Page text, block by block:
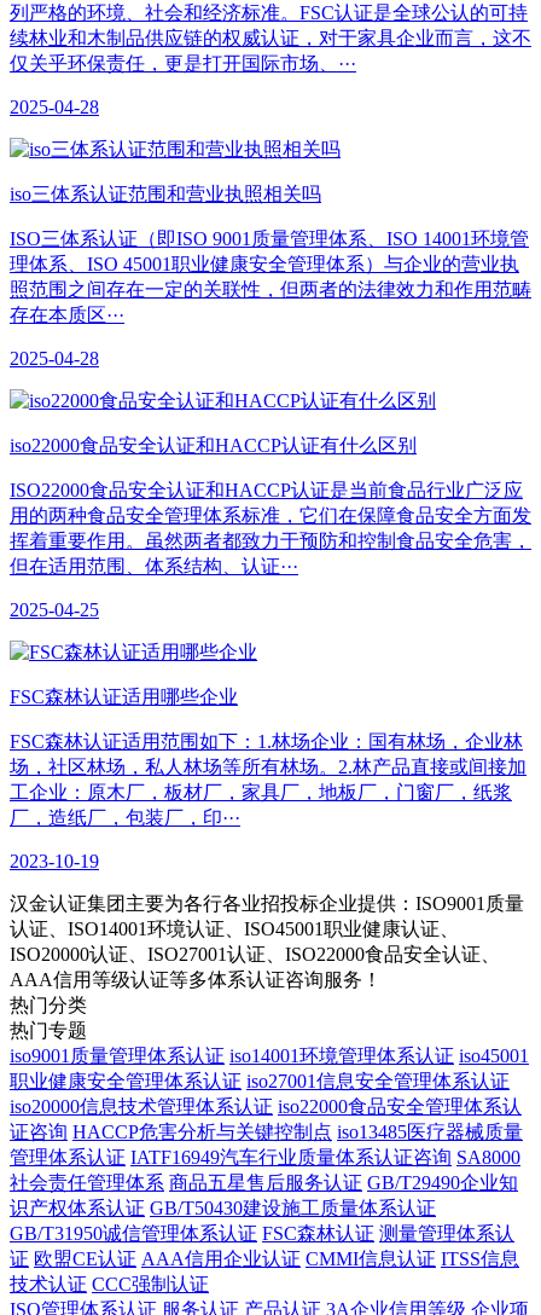
列严格的环境、社会和经济标准。FSC认证是全球公认的可持
续林业和木制品供应链的权威认证，对于家具企业而言，这不
仅关乎环保责任，更是打开国际市场、···
2025-04-28
iso三体系认证范围和营业执照相关吗
ISO三体系认证（即ISO 9001质量管理体系、ISO 14001环境管
理体系、ISO 45001职业健康安全管理体系）与企业的营业执
照范围之间存在一定的关联性，但两者的法律效力和作用范畴
存在本质区···
2025-04-28
iso22000食品安全认证和HACCP认证有什么区别
ISO22000食品安全认证和HACCP认证是当前食品行业广泛应
用的两种食品安全管理体系标准，它们在保障食品安全方面发
挥着重要作用。虽然两者都致力于预防和控制食品安全危害，
但在适用范围、体系结构、认证···
2025-04-25
​FSC森林认证适用哪些企业
FSC森林认证适用范围如下：1.林场企业：国有林场，企业林
场，社区林场，私人林场等所有林场。2.林产品直接或间接加
工企业：原木厂，板材厂，家具厂，地板厂，门窗厂，纸浆
厂，造纸厂，包装厂，印···
2023-10-19
汉金认证集团主要为各行各业招投标企业提供：ISO9001质量
认证、ISO14001环境认证、ISO45001职业健康认证、
ISO20000认证、ISO27001认证、ISO22000食品安全认证、
AAA信用等级认证等多体系认证咨询服务！
热门分类
热门专题
iso9001质量管理体系认证 iso14001环境管理体系认证 iso45001
职业健康安全管理体系认证 iso27001信息安全管理体系认证
iso20000信息技术管理体系认证 iso22000食品安全管理体系认
证咨询 HACCP危害分析与关键控制点 iso13485医疗器械质量
管理体系认证 IATF16949汽车行业质量体系认证咨询 SA8000
社会责任管理体系 商品五星售后服务认证 GB/T29490企业知
识产权体系认证 GB/T50430建设施工质量体系认证
GB/T31950诚信管理体系认证 FSC森林认证 测量管理体系认
证 欧盟CE认证 AAA信用企业认证 CMMI信息认证 ITSS信息
技术认证 CCC强制认证
ISO管理体系认证 服务认证 产品认证 3A企业信用等级 企业项